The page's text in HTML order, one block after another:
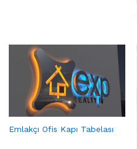
Emlakçı Ofis Kapı Tabelası